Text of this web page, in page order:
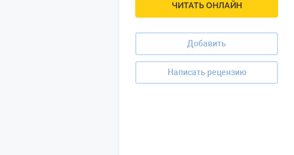
ЧИТАТЬ ОНЛАЙН
Добавить
Написать рецензию